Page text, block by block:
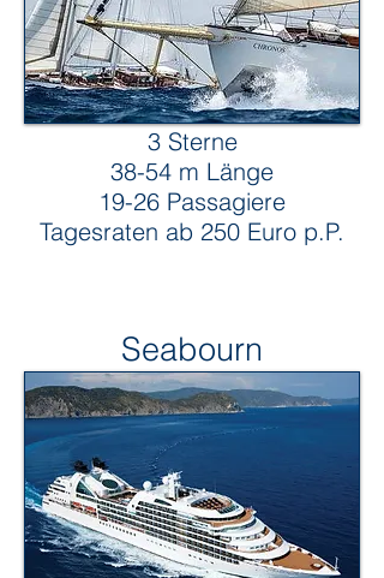
3 Sterne
38-54 m Länge
19-26 Passagiere
Tagesraten ab 250 Euro p.P.
Seabourn